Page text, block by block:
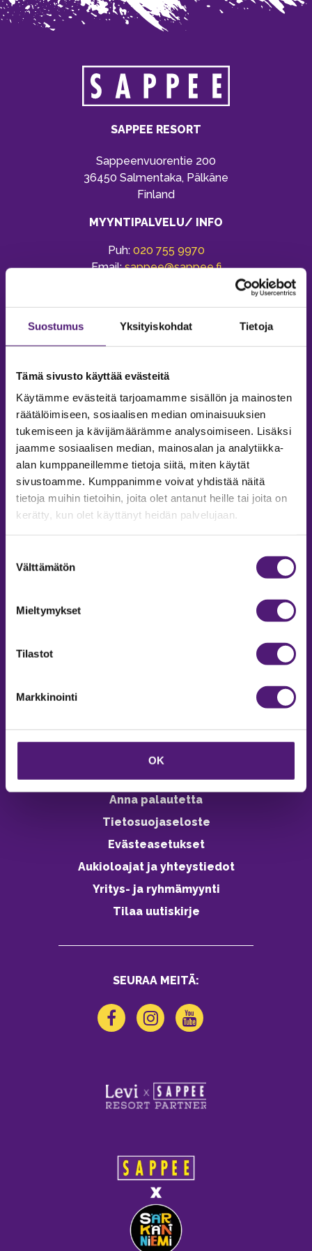
Suostumus Yksityiskohdat Tietoja
Tämä sivusto käyttää evästeitä
Käytämme evästeitä tarjoamamme sisällön ja mainosten
räätälöimiseen, sosiaalisen median ominaisuuksien
tukemiseen ja kävijämäärämme analysoimiseen. Lisäksi
jaamme sosiaalisen median, mainosalan ja analytiikka-
alan kumppaneillemme tietoja siitä, miten käytät
sivustoamme. Kumppanimme voivat yhdistää näitä
tietoja muihin tietoihin, joita olet antanut heille tai joita on
kerätty, kun olet käyttänyt heidän palvelujaan.
valinta
Välttämätön
Mieltymykset
Tilastot
Markkinointi
OK
SAPPEE RESORT
Sappeenvuorentie 200
36450 Salmentaka, Pälkäne
Finland
MYYNTIPALVELU/ INFO
Puh: 020 755 9970
Email:sappee@sappee.fi
MAJOITUS
Tiedustelut & Varaukset
Vastuullisuus
Ympäristöohjelma
Avoimet työpaikat
Anna palautetta
Tietosuojaseloste
Evästeasetukset
Aukioloajat ja yhteystiedot
Yritys- ja ryhmämyynti
Tilaa uutiskirje
SEURAA MEITÄ: